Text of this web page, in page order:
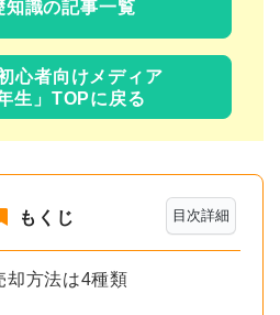
知識の記事一覧
心者向けメディア
生」TOPに戻る
目次詳細
もくじ
却方法は4種類